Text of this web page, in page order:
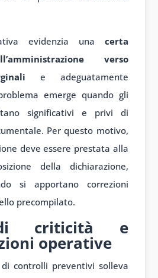
evidenzia una certa
verso
e adeguatamente
emerge quando gli
significativi e privi di
Per questo motivo,
deve essere prestata alla
della dichiarazione,
si apportano correzioni
precompilato.
criticità e
operative
di controlli preventivi solleva